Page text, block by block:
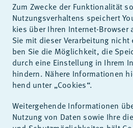
Zum Zwe­cke der Funk­tio­na­li­tät
Nut­zungs­ver­hal­tens spei­chert
kies über Ih­ren In­ter­net-Brow­ser
Sie mit die­ser Ver­ar­bei­tung
ben Sie die Mög­lich­keit, die
durch eine Ein­stel­lung in Ih­rem
hin­dern. Nä­he­re In­for­ma­tio­nen
hend un­ter „Coo­kies“.
Wei­ter­ge­hen­de In­for­ma­tio­nen
Nut­zung von Da­ten so­wie Ihre